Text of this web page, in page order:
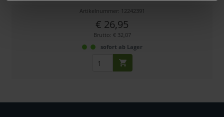
Artikelnummer: 12242391
€ 26,95
Brutto: € 32,07
sofort ab Lager